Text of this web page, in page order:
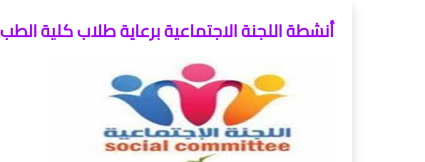
أنشطة اللجنة الاجتماعية برعاية طلاب كلية الطب